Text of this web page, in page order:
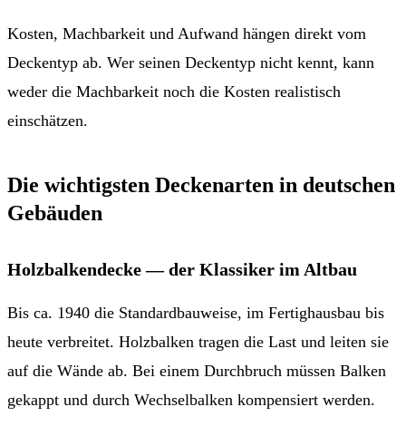
Kosten, Machbarkeit und Aufwand hängen direkt vom
Deckentyp ab. Wer seinen Deckentyp nicht kennt, kann
weder die Machbarkeit noch die Kosten realistisch
einschätzen.
Die wichtigsten Deckenarten in deutschen
Gebäuden
Holzbalkendecke — der Klassiker im Altbau
Bis ca. 1940 die Standardbauweise, im Fertighausbau bis
heute verbreitet. Holzbalken tragen die Last und leiten sie
auf die Wände ab. Bei einem Durchbruch müssen Balken
gekappt und durch Wechselbalken kompensiert werden.